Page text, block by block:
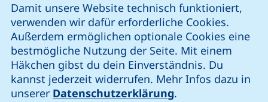
Damit unsere Website technisch funktioniert,
verwenden wir dafür erforderliche Cookies.
Außerdem ermöglichen optionale Cookies eine
bestmögliche Nutzung der Seite. Mit einem
Häkchen gibst du dein Einverständnis. Du
kannst jederzeit widerrufen. Mehr Infos dazu in
unserer Datenschutzerklärung.
unsere Facebook-Seite (externer Link, öffnet neues
unsere LinkedIn-Seite (externer Link, öffnet
unsere Instagram-Seite (externer Link,
unsere YouTube-Seite (externer
Cookie-Einstellungen
Impressum